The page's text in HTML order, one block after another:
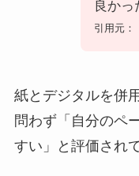
良かっ
引用元：
紙とデジタルを併
問わず「自分のペ
すい」と評価され